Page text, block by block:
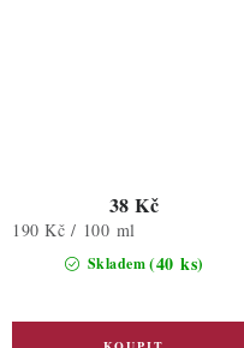
Skladem(40 ks)
38 Kč
Měrná
190 Kč / 100 ml